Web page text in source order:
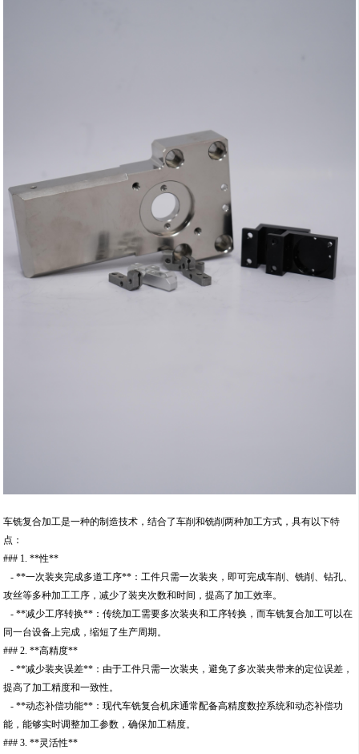
车铣复合加工是一种的制造技术，结合了车削和铣削两种加工方式，具有以下特
点：
### 1. **性**
- **一次装夹完成多道工序**：工件只需一次装夹，即可完成车削、铣削、钻孔、
攻丝等多种加工工序，减少了装夹次数和时间，提高了加工效率。
- **减少工序转换**：传统加工需要多次装夹和工序转换，而车铣复合加工可以在
同一台设备上完成，缩短了生产周期。
### 2. **高精度**
- **减少装夹误差**：由于工件只需一次装夹，避免了多次装夹带来的定位误差，
提高了加工精度和一致性。
- **动态补偿功能**：现代车铣复合机床通常配备高精度数控系统和动态补偿功
能，能够实时调整加工参数，确保加工精度。
### 3. **灵活性**